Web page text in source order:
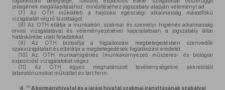
jellegének megállapításához, minősítéséhez jogszabály alapján véleményt ad.
(7) Az OTH működteti a hajózási egészségi alkalmasság másodfokú
vizsgálatát végző bizottságot.
(8) Az OTH ellátja a munkaköri, szakmai és személyi higiénés alkalmasság
orvosi vizsgálatával és véleményezésével kapcsolatosan a jogszabály által
hatáskörébe utalt feladatokat.
(9) Az OTH biztosítja a foglalkozási megbetegedésben szenvedők
szakvizsgálatait és elbírálja a megbetegedések foglalkozási eredetét.
(10) Az OTH munkahigiénés (munkakörnyezeti műszeres- és biológiai
expozíciós) vizsgálatokat végez.
(11) Az OTH egyes meghatározott tevékenységekre akkreditált
laboratóriumokat működtet és tart fenn.
4. 25A kormányhivatal és a járási hivatal szakmai irányításának szabályai